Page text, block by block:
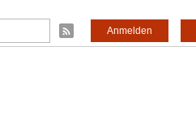
Anmelden